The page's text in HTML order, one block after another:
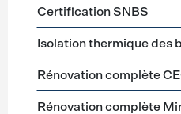
Certification SNBS
Isolation thermique des
Rénovation complète
Rénovation complète